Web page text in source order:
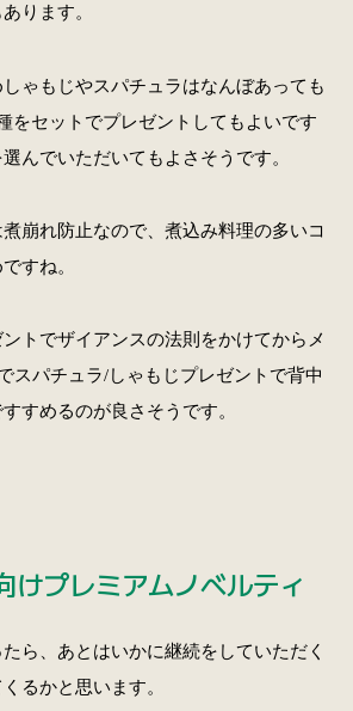
ります。
ゃもじやスパチュラはなんぼあっても
をセットでプレゼントしてもよいです
んでいただいてもよさそうです。
崩れ防止なので、煮込み料理の多いコ
すね。
トでザイアンスの法則をかけてからメ
スパチュラ/しゃもじプレゼントで背中
すめるのが良さそうです。
けプレミアムノベルティ
ら、あとはいかに継続をしていただく
るかと思います。